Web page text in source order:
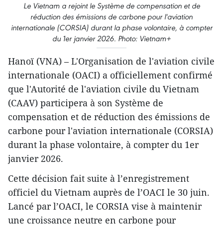
Le Vietnam a rejoint le Système de compensation et de
réduction des émissions de carbone pour l'aviation
internationale (CORSIA) durant la phase volontaire, à compter
du 1er janvier 2026. Photo: Vietnam+
Hanoï (VNA) – L'Organisation de l'aviation civile
internationale (OACI) a officiellement confirmé
que l'Autorité de l'aviation civile du Vietnam
(CAAV) participera à son Système de
compensation et de réduction des émissions de
carbone pour l'aviation internationale (CORSIA)
durant la phase volontaire, à compter du 1er
janvier 2026.
Cette décision fait suite à l’enregistrement
officiel du Vietnam auprès de l’OACI le 30 juin.
Lancé par l’OACI, le CORSIA vise à maintenir
une croissance neutre en carbone pour